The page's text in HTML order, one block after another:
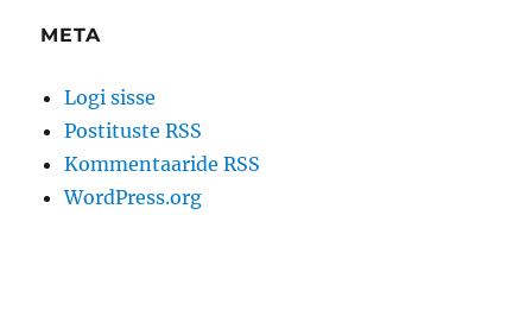
META
Logi sisse
Postituste RSS
Kommentaaride RSS
WordPress.org